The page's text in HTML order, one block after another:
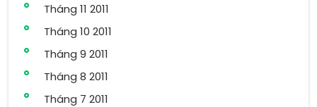
Tháng 11 2011
Tháng 10 2011
Tháng 9 2011
Tháng 8 2011
Tháng 7 2011